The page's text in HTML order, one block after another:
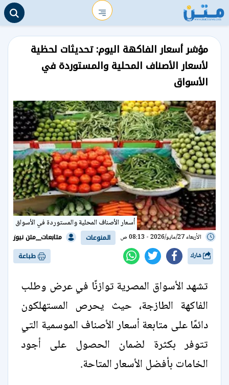
مؤشر أسعار الفاكهة اليوم: تحديثات لحظية
لأسعار الأصناف المحلية والمستوردة في
الأسواق
أسعار الأصناف المحلية والمستوردة في الأسواق
الأربعاء 27/مايو/2026 - 08:13 ص المنوعات متابعات__متن نيوز
طباعة
تشهد الأسواق المصرية توازنًا في عرض وطلب
الفاكهة الطازجة، حيث يحرص المستهلكون
دائمًا على متابعة أسعار الأصناف الموسمية التي
تتوفر بكثرة لضمان الحصول على أجود
الخامات بأفضل الأسعار المتاحة.